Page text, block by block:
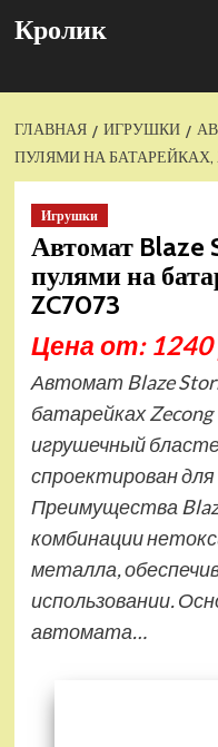
Кролик
ГЛАВНАЯ ИГРУШКИ
ПУЛЯМИ НА БАТАРЕЙКАХ,
Игрушки
Автомат Blaze
пулями на
ZC7073
Цена от: 1240
Автомат Blaze
батарейках Zecong
игрушечный
спроектирован для
Преимущества
комбинации
металла,
использовании.
автомата…